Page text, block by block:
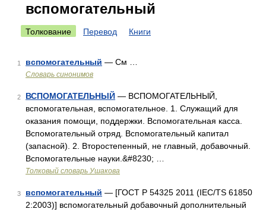
вспомогательный
Толкование Перевод Книги
1 вспомогательный — См …
Словарь синонимов
2 ВСПОМОГАТЕЛЬНЫЙ — ВСПОМОГАТЕЛЬНЫЙ,
вспомогательная, вспомогательное. 1. Служащий для
оказания помощи, поддержки. Вспомогательная касса.
Вспомогательный отряд. Вспомогательный капитал
(запасной). 2. Второстепенный, не главный, добавочный.
Вспомогательные науки.&#8230; …
Толковый словарь Ушакова
3 вспомогательный — [ГОСТ Р 54325 2011 (IEC/TS 61850
2:2003)] вспомогательный добавочный дополнительный